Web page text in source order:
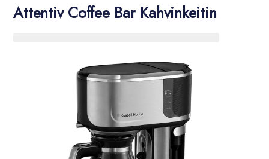
Attentiv Coffee Bar Kahvinkeitin